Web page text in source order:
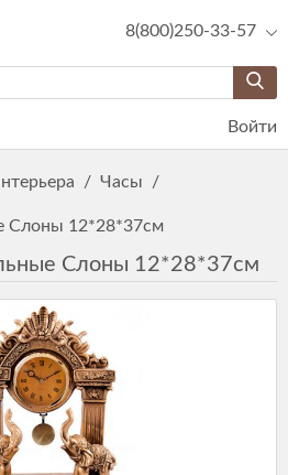
8(800)250-33-57
Войти
/ Часы
/
Слоны 12*28*37см
Слоны 12*28*37см